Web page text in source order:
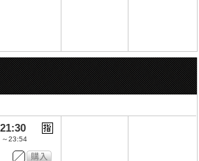
21:30
～23:54